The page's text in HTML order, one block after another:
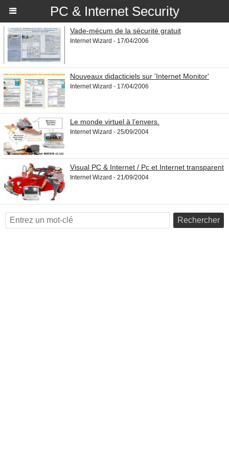
PC & Internet Security
Vade-mécum de la sécurité gratuit
Internet Wizard - 17/04/2006
Nouveaux didacticiels sur 'Internet Monitor'
Internet Wizard - 17/04/2006
Le monde virtuel à l’envers.
Internet Wizard - 25/09/2004
Visual PC & Internet / Pc et Internet transparent
Internet Wizard - 21/09/2004
Rechercher